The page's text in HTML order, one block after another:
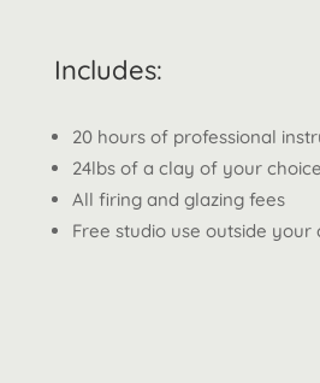
Includes:
20 hours of professional
24lbs of a clay of your choice
All firing and glazing fees
Free studio use outside your